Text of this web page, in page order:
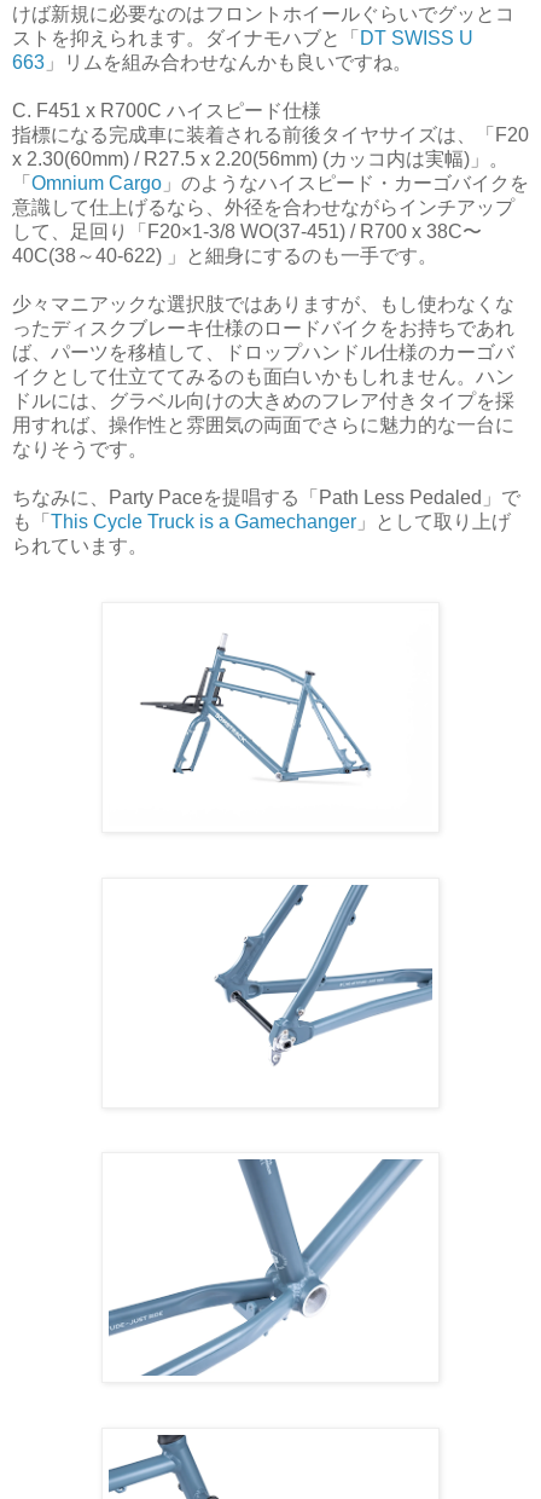
けば新規に必要なのはフロントホイールぐらいでグッとコ
ストを抑えられます。ダイナモハブと「 DT SWISS U
663 」リムを組み合わせなんかも良いですね。
C. F451 x R700C ハイスピード仕様
指標になる完成車に装着される前後タイヤサイズは、「F20
x 2.30(60mm) / R27.5 x 2.20(56mm) (カッコ内は実幅)」。
「 Omnium Cargo 」のようなハイスピード・カーゴバイクを
意識して仕上げるなら、外径を合わせながらインチアップ
して、足回り「F20×1-3/8 WO(37-451) / R700 x 38C〜
40C(38～40-622) 」と細身にするのも一手です。
少々マニアックな選択肢ではありますが、もし使わなくな
ったディスクブレーキ仕様のロードバイクをお持ちであれ
ば、パーツを移植して、ドロップハンドル仕様のカーゴバ
イクとして仕立ててみるのも面白いかもしれません。ハン
ドルには、グラベル向けの大きめのフレア付きタイプを採
用すれば、操作性と雰囲気の両面でさらに魅力的な一台に
なりそうです。
ちなみに、Party Paceを提唱する「Path Less Pedaled」で
も「 This Cycle Truck is a Gamechanger 」として取り上げ
られています。